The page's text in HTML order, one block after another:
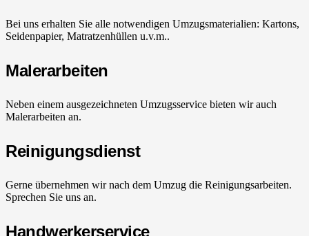
Bei uns erhalten Sie alle notwendigen Umzugsmaterialien: Kartons,
Seidenpapier, Matratzenhüllen u.v.m..
Malerarbeiten
Neben einem ausgezeichneten Umzugsservice bieten wir auch
Malerarbeiten an.
Reinigungsdienst
Gerne übernehmen wir nach dem Umzug die Reinigungsarbeiten.
Sprechen Sie uns an.
Handwerkerservice